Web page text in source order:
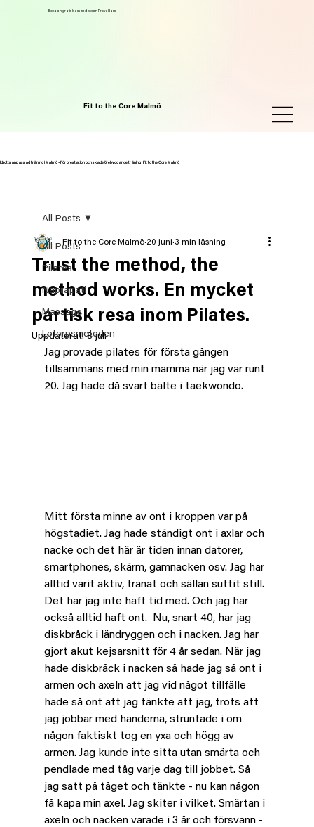
Boka en gratis klass med koden Provaklass
Fit to the Core Malmö
Idrottsanpassad träning i Malmö - För prestation och skadeförebyggande träning | Fit to the Core Malmö
All Posts
Pilates
Naprapati
Massage
Lotorpsmetoden
All Posts
Trust the method, the
method works. En mycket
partisk resa inom Pilates.
Fit to the Core Malmö 20 juni 3 min läsning
Uppdaterat:8 juli
Jag provade pilates för första gången
tillsammans med min mamma när jag var runt
20. Jag hade då svart bälte i taekwondo.
Mitt första minne av ont i kroppen var på
högstadiet. Jag hade ständigt ont i axlar och
nacke och det här är tiden innan datorer,
smartphones, skärm, gamnacken osv. Jag har
alltid varit aktiv, tränat och sällan suttit still.
Det har jag inte haft tid med. Och jag har
också alltid haft ont.  Nu, snart 40, har jag
diskbråck i ländryggen och i nacken. Jag har
gjort akut kejsarsnitt för 4 år sedan. När jag
hade diskbråck i nacken så hade jag så ont i
armen och axeln att jag vid något tillfälle
hade så ont att jag tänkte att jag, trots att
jag jobbar med händerna, struntade i om
någon faktiskt tog en yxa och högg av
armen. Jag kunde inte sitta utan smärta och
pendlade med tåg varje dag till jobbet. Så
jag satt på tåget och tänkte - nu kan någon
få kapa min axel. Jag skiter i vilket. Smärtan i
axeln och nacken varade i 3 år och försvann -